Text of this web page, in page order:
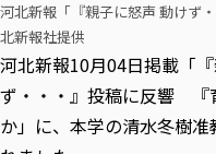
河北新報「『親子に怒声 動けず
北新報社提供
河北新報10月04日掲載「
ず・・・』投稿に反響 『
か」に、本学の清水冬樹